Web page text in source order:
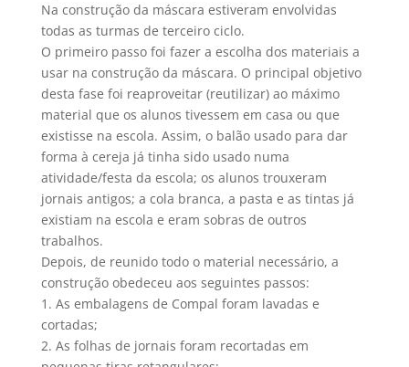
Na construção da máscara estiveram envolvidas
todas as turmas de terceiro ciclo.
O primeiro passo foi fazer a escolha dos materiais a
usar na construção da máscara. O principal objetivo
desta fase foi reaproveitar (reutilizar) ao máximo
material que os alunos tivessem em casa ou que
existisse na escola. Assim, o balão usado para dar
forma à cereja já tinha sido usado numa
atividade/festa da escola; os alunos trouxeram
jornais antigos; a cola branca, a pasta e as tintas já
existiam na escola e eram sobras de outros
trabalhos.
Depois, de reunido todo o material necessário, a
construção obedeceu aos seguintes passos:
1. As embalagens de Compal foram lavadas e
cortadas;
2. As folhas de jornais foram recortadas em